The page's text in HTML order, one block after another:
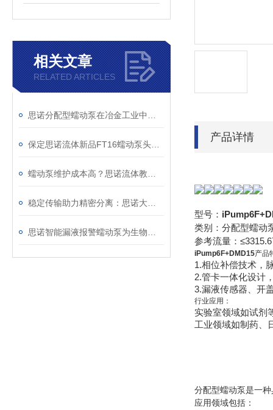
相关文章
RELATED ARTICLES
产品详情
型号：
类别：分配型蠕动
参考流量：
iPump6F+DMD15产品
1.相位补偿技术，
2.管卡一体化设计
3.漏液传感器、开
行业应用：
实验室领域如试剂
工业领域如制药、
分配型蠕动泵‌是一
应用领域包括：